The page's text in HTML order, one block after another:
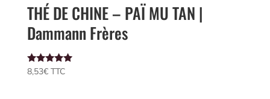
THÉ DE CHINE – PAÏ MU TAN |
Dammann Frères
Note
5.00
8,53€ TTC